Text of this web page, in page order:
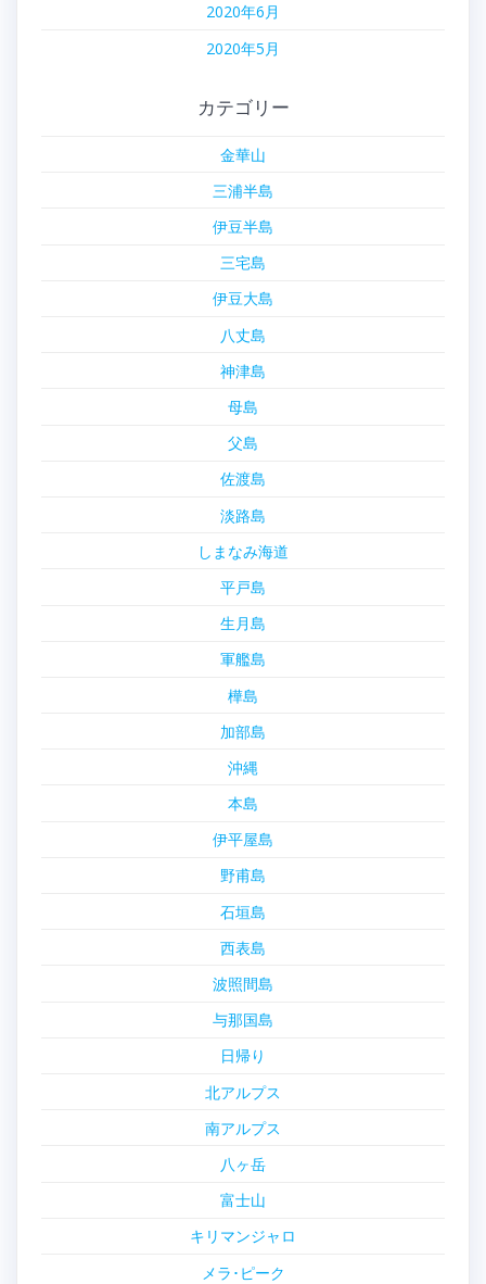
2020年6月
2020年5月
カテゴリー
金華山
三浦半島
伊豆半島
三宅島
伊豆大島
八丈島
神津島
母島
父島
佐渡島
淡路島
しまなみ海道
平戸島
生月島
軍艦島
樺島
加部島
沖縄
本島
伊平屋島
野甫島
石垣島
西表島
波照間島
与那国島
日帰り
北アルプス
南アルプス
八ヶ岳
富士山
キリマンジャロ
メラ･ピーク